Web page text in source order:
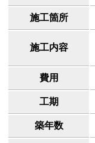
施工箇所
施工内容
費用
工期
築年数